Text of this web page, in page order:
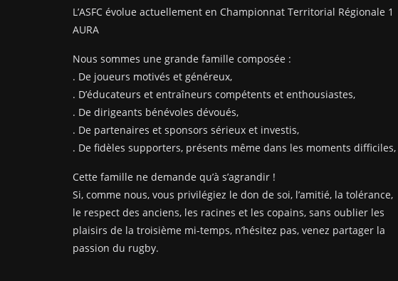
L’ASFC évolue actuellement en Championnat Territorial Régionale 1
AURA
Nous sommes une grande famille composée :
. De joueurs motivés et généreux,
. D’éducateurs et entraîneurs compétents et enthousiastes,
. De dirigeants bénévoles dévoués,
. De partenaires et sponsors sérieux et investis,
. De fidèles supporters, présents même dans les moments difficiles,
Cette famille ne demande qu’à s’agrandir !
Si, comme nous, vous privilégiez le don de soi, l’amitié, la tolérance,
le respect des anciens, les racines et les copains, sans oublier les
plaisirs de la troisième mi-temps, n’hésitez pas, venez partager la
passion du rugby.